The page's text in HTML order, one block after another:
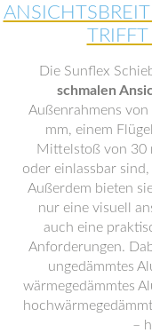
Die Sunflex
schmalen
Außenrahmens
mm, einem
Mittelstoß von 30
oder einlassbar
Außerdem bieten
nur eine visuell
auch eine
Anforderungen.
ungedämmtes
wärmegedämmtes
–